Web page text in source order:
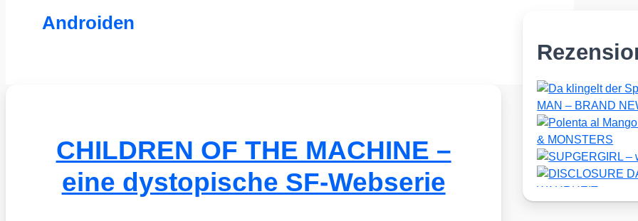
Androiden
CHILDREN OF THE MACHINE –
eine dystopische SF-Webserie